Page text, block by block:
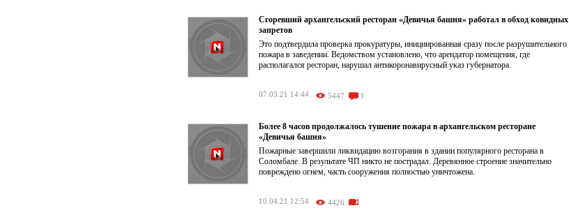
Сгоревший архангельский ресторан «Девичья башня» работал в обход ковидных
запретов
Это подтвердила проверка прокуратуры, инициированная сразу после разрушительного
пожара в заведении. Ведомством установлено, что арендатор помещения, где
располагался ресторан, нарушал антикоронавирусный указ губернатора.
07.05.21 14:44 5447 1
Более 8 часов продолжалось тушение пожара в архангельском ресторане
«Девичья башня»
Пожарные завершили ликвидацию возгорания в здании популярного ресторана в
Соломбале. В результате ЧП никто не пострадал. Деревянное строение значительно
повреждено огнем, часть сооружения полностью уничтожена.
10.04.21 12:54 4426